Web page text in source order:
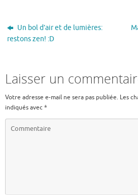
Un bol d’air et de lumières:
restons zen! :D
Laisser un
Votre adresse e-mail ne sera pas publiée. Les
indiqués avec*